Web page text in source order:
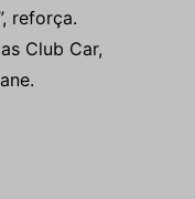
reforça.
Club Car,